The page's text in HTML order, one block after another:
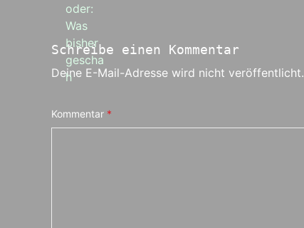
Schreibe einen Kommentar
Deine E-Mail-Adresse wird nicht veröffentlicht.
Kommentar *